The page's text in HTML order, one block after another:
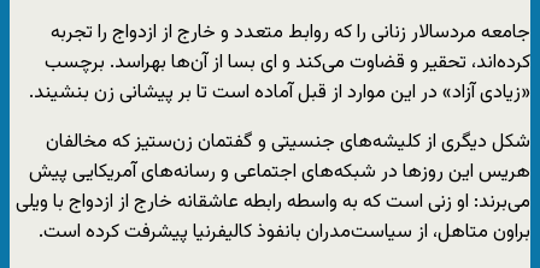
جامعه‌ مردسالار زنانی را که روابط متعدد و خارج از ازدواج را تجربه
کرده‌اند، تحقیر و قضاوت می‌کند و ای بسا از آن‌ها بهراسد. برچسب
«زیادی آزاد» در این موارد از قبل آماده است تا بر پیشانی زن بنشیند.
شکل دیگری از کلیشه‌های جنسیتی و گفتمان زن‌ستیز که مخالفان
هریس این روزها در شبکه‌های اجتماعی و رسانه‌‌های آمریکایی پیش
می‌برند: او زنی است که به واسطه‌ رابطه‌ عاشقانه‌‌ خارج از ازدواج با ویلی
براون متاهل، از سیاست‌مدران بانفوذ کالیفرنیا پیشرفت کرده است.